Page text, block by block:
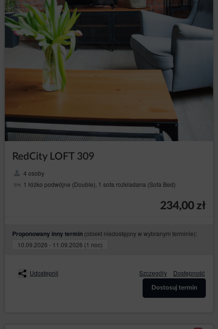
RedCity LOFT 309
4 osoby
1 łóżko podwójne (Double), 1 sofa rozkładana (Sofa Bed)
234,00 zł
Proponowany inny termin (obiekt niedostępny w wybranym terminie):
10.09.2026 - 11.09.2026 (1 noc)
Udostępnij Szczegóły Dostępność
Dostosuj termin